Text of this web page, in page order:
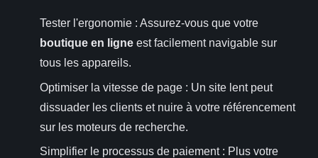
Tester l'ergonomie : Assurez-vous que votre
boutique en ligne est facilement navigable sur
tous les appareils.
Optimiser la vitesse de page : Un site lent peut
dissuader les clients et nuire à votre référencement
sur les moteurs de recherche.
Simplifier le processus de paiement : Plus votre